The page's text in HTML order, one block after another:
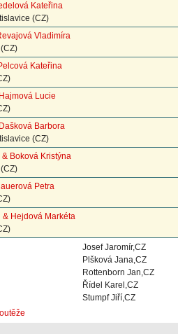
Kateřina
(CZ)
Vladimíra
Kateřina
Lucie
Barbora
(CZ)
Boková Kristýna
Petra
& Hejdová Markéta
Josef Jaromír,CZ
Plšková Jana,CZ
Rottenborn Jan,CZ
Řídel Karel,CZ
Stumpf Jiří,CZ